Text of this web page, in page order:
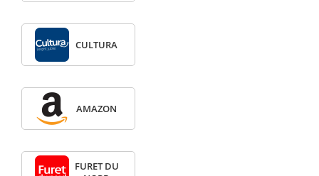
CULTURA
AMAZON
FURET DU